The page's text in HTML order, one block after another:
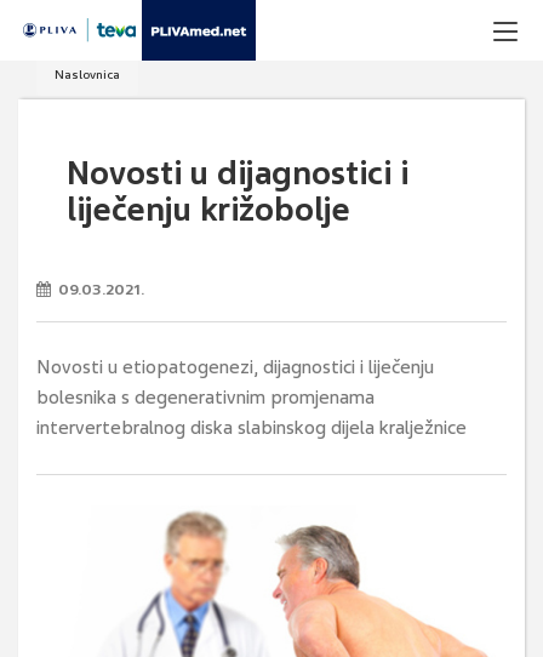
Naslovnica
Novosti u dijagnostici i
liječenju križobolje
09.03.2021.
Novosti u etiopatogenezi, dijagnostici i liječenju
bolesnika s degenerativnim promjenama
intervertebralnog diska slabinskog dijela kralježnice